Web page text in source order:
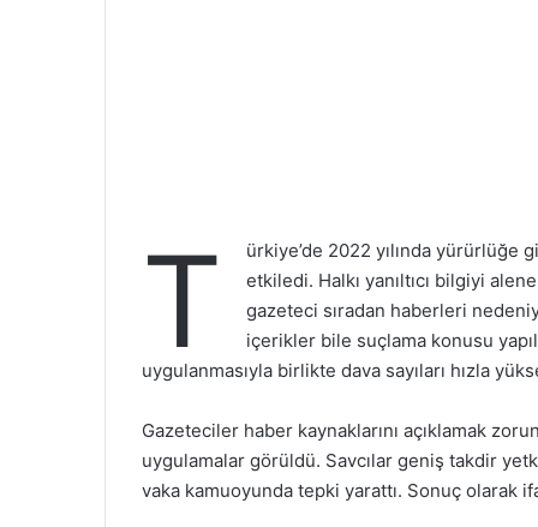
T
ürkiye’de 2022 yılında yürürlüğe
etkiledi. Halkı yanıltıcı bilgiyi
gazeteci sıradan haberleri
içerikler bile suçlama konusu
uygulanmasıyla birlikte dava sayıları hızla
Gazeteciler haber kaynaklarını açıklamak
uygulamalar görüldü. Savcılar geniş takdir
vaka kamuoyunda tepki yarattı. Sonuç olarak